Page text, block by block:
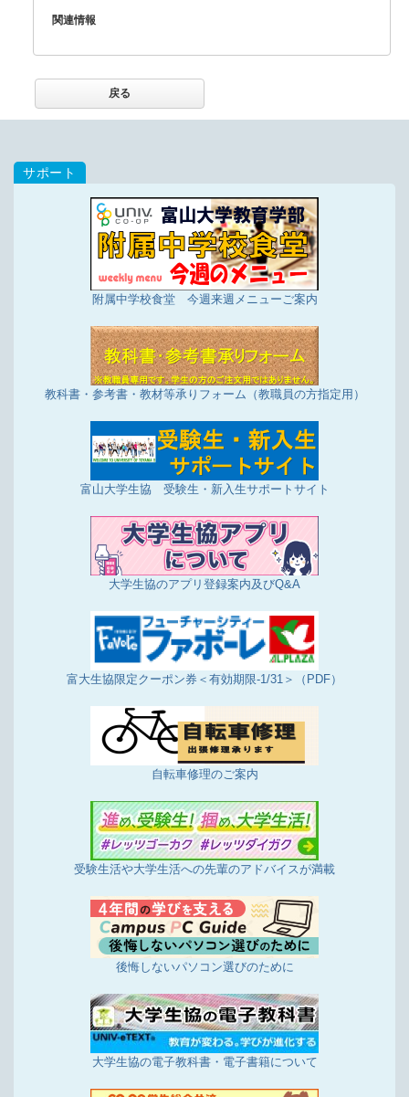
関連情報
戻る
附属中学校食堂 今週来週メニューご案内
教科書・参考書・教材等承りフォーム（教職員の方指定用）
富山大学生協 受験生・新入生サポートサイト
大学生協のアプリ登録案内及びQ&A
富大生協限定クーポン券＜有効期限-1/31＞（PDF）
自転車修理のご案内
受験生活や大学生活への先輩のアドバイスが満載
後悔しないパソコン選びのために
大学生協の電子教科書・電子書籍について